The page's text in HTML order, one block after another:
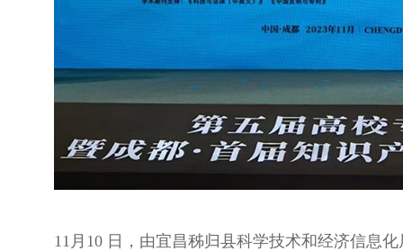
11月10 日，由宜昌秭归县科学技术和经济信息